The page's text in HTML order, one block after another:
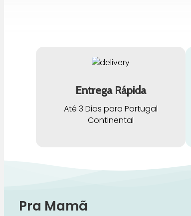
Entrega Rápida
Até 3 Dias para Portugal
Continental
Pra Mamã